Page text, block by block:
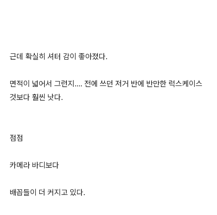
근데 확실히 셔터 감이 좋아졌다.
면적이 넓어서 그런지.... 전에 쓰던 저거 반에 반만한 럭스케이스
것보다 훨씬 낫다.
점점
카메라 바디보다
배꼽들이 더 커지고 있다.